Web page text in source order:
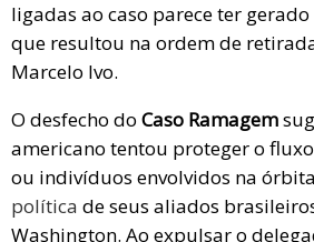
ligadas ao caso parece ter
que resultou na ordem de
Marcelo Ivo.
O desfecho do Caso Ramagem
americano tentou proteger o
ou indivíduos envolvidos na
política de seus aliados
Washington. Ao expulsar o